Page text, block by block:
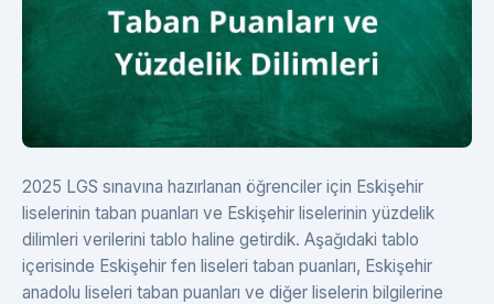
2025 LGS sınavına hazırlanan öğrenciler için Eskişehir
liselerinin taban puanları ve Eskişehir liselerinin yüzdelik
dilimleri verilerini tablo haline getirdik. Aşağıdaki tablo
içerisinde Eskişehir fen liseleri taban puanları, Eskişehir
anadolu liseleri taban puanları ve diğer liselerin bilgilerine